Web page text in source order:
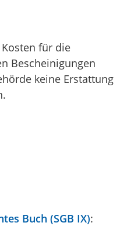
für die
Bescheinigungen
keine Erstattung
Buch (SGB IX):